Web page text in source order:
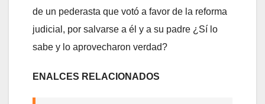
de un pederasta que votó a favor de la reforma
judicial, por salvarse a él y a su padre ¿Sí lo
sabe y lo aprovecharon verdad?
ENALCES RELACIONADOS